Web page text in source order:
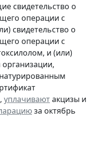
свидетельство о
операции с
свидетельство о
операции с
и (или)
организации,
уплачиваютакцизы и
за октябрь